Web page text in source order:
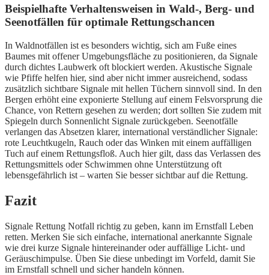
Beispielhafte Verhaltensweisen in Wald-, Berg- und
Seenotfällen für optimale Rettungschancen
In Waldnotfällen ist es besonders wichtig, sich am Fuße eines
Baumes mit offener Umgebungsfläche zu positionieren, da Signale
durch dichtes Laubwerk oft blockiert werden. Akustische Signale
wie Pfiffe helfen hier, sind aber nicht immer ausreichend, sodass
zusätzlich sichtbare Signale mit hellen Tüchern sinnvoll sind. In den
Bergen erhöht eine exponierte Stellung auf einem Felsvorsprung die
Chance, von Rettern gesehen zu werden; dort sollten Sie zudem mit
Spiegeln durch Sonnenlicht Signale zurückgeben. Seenotfälle
verlangen das Absetzen klarer, international verständlicher Signale:
rote Leuchtkugeln, Rauch oder das Winken mit einem auffälligen
Tuch auf einem Rettungsfloß. Auch hier gilt, dass das Verlassen des
Rettungsmittels oder Schwimmen ohne Unterstützung oft
lebensgefährlich ist – warten Sie besser sichtbar auf die Rettung.
Fazit
Signale Rettung Notfall richtig zu geben, kann im Ernstfall Leben
retten. Merken Sie sich einfache, international anerkannte Signale
wie drei kurze Signale hintereinander oder auffällige Licht- und
Geräuschimpulse. Üben Sie diese unbedingt im Vorfeld, damit Sie
im Ernstfall schnell und sicher handeln können.